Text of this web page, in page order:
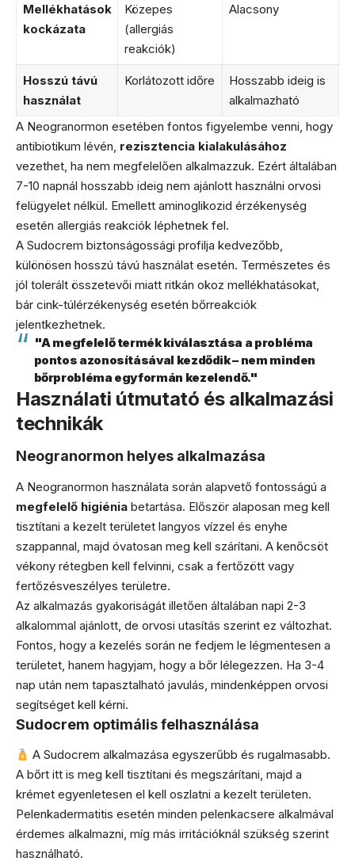
Mellékhatások
kockázata
Közepes
(allergiás
reakciók)
Alacsony
Hosszú távú
használat
Korlátozott időre
Hosszabb ideig is
alkalmazható
A Neogranormon esetében fontos figyelembe venni, hogy
antibiotikum lévén, rezisztencia kialakulásához
vezethet, ha nem megfelelően alkalmazzuk. Ezért általában
7-10 napnál hosszabb ideig nem ajánlott használni orvosi
felügyelet nélkül. Emellett aminoglikozid érzékenység
esetén allergiás reakciók léphetnek fel.
A Sudocrem biztonságossági profilja kedvezőbb,
különösen hosszú távú használat esetén. Természetes és
jól tolerált összetevői miatt ritkán okoz mellékhatásokat,
bár cink-túlérzékenység esetén bőrreakciók
jelentkezhetnek.
"A megfelelő termék kiválasztása a probléma
pontos azonosításával kezdődik – nem minden
bőrprobléma egyformán kezelendő."
Használati útmutató és alkalmazási
technikák
Neogranormon helyes alkalmazása
A Neogranormon használata során alapvető fontosságú a
megfelelő higiénia betartása. Először alaposan meg kell
tisztítani a kezelt területet langyos vízzel és enyhe
szappannal, majd óvatosan meg kell szárítani. A kenőcsöt
vékony rétegben kell felvinni, csak a fertőzött vagy
fertőzésveszélyes területre.
Az alkalmazás gyakoriságát illetően általában napi 2-3
alkalommal ajánlott, de orvosi utasítás szerint ez változhat.
Fontos, hogy a kezelés során ne fedjem le légmentesen a
területet, hanem hagyjam, hogy a bőr lélegezzen. Ha 3-4
nap után nem tapasztalható javulás, mindenképpen orvosi
segítséget kell kérni.
Sudocrem optimális felhasználása
A Sudocrem alkalmazása egyszerűbb és rugalmasabb.
A bőrt itt is meg kell tisztítani és megszárítani, majd a
krémet egyenletesen el kell oszlatni a kezelt területen.
Pelenkadermatitis esetén minden pelenkacsere alkalmával
érdemes alkalmazni, míg más irritációknál szükség szerint
használható.